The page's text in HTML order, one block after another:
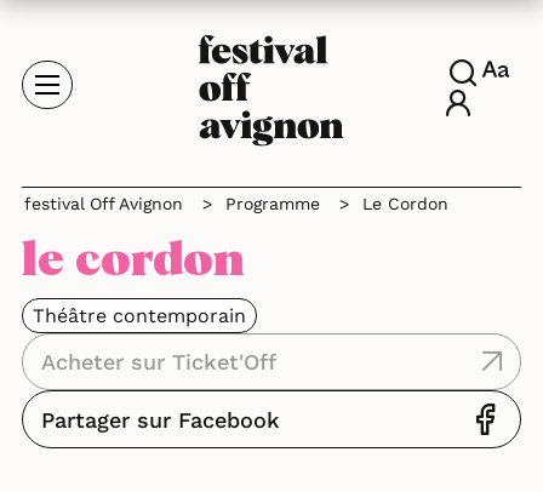
festival Off Avignon > Programme > Le Cordon
le cordon
Théâtre contemporain
Acheter sur Ticket'Off
Partager sur Facebook